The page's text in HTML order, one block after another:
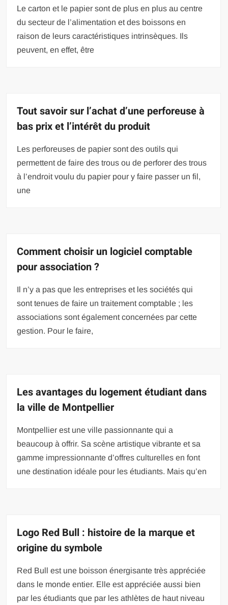
Le carton et le papier sont de plus en plus au centre
du secteur de l’alimentation et des boissons en
raison de leurs caractéristiques intrinsèques. Ils
peuvent, en effet, être
Tout savoir sur l’achat d’une perforeuse à
bas prix et l’intérêt du produit
Les perforeuses de papier sont des outils qui
permettent de faire des trous ou de perforer des trous
à l’endroit voulu du papier pour y faire passer un fil,
une
Comment choisir un logiciel comptable
pour association ?
Il n’y a pas que les entreprises et les sociétés qui
sont tenues de faire un traitement comptable ; les
associations sont également concernées par cette
gestion. Pour le faire,
Les avantages du logement étudiant dans
la ville de Montpellier
Montpellier est une ville passionnante qui a
beaucoup à offrir. Sa scène artistique vibrante et sa
gamme impressionnante d’offres culturelles en font
une destination idéale pour les étudiants. Mais qu’en
Logo Red Bull : histoire de la marque et
origine du symbole
Red Bull est une boisson énergisante très appréciée
dans le monde entier. Elle est appréciée aussi bien
par les étudiants que par les athlètes de haut niveau